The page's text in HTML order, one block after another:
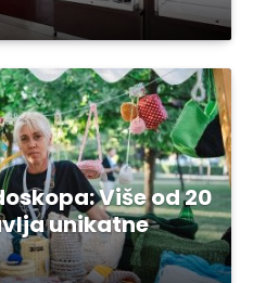
Više od 20
unikatne